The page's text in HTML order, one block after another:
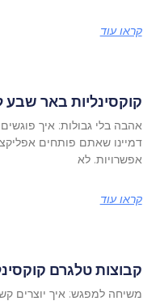
קראו עוד
קוקסינליות באר שבע
אהבה בלי גבולות: איך
דמיינו שאתם פותחים
אפשרויות. לא
קראו עוד
קבוצות טלגרם
משיחה למפגש: איך יוצרים